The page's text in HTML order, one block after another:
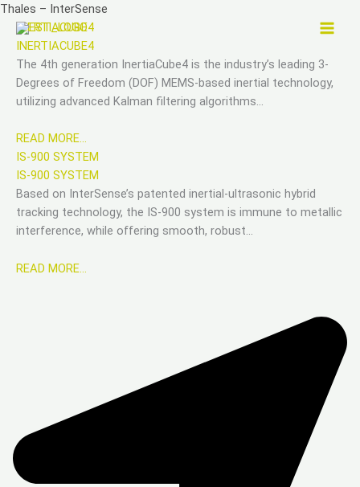
Zum
Inhalt
springen
Thales – InterSense
INERTIACUBE4
INERTIACUBE4
The 4th generation InertiaCube4 is the industry’s leading 3-
Degrees of Freedom (DOF) MEMS-based inertial technology,
utilizing advanced Kalman filtering algorithms…
READ MORE…
IS-900 SYSTEM
IS-900 SYSTEM
Based on InterSense’s patented inertial-ultrasonic hybrid
tracking technology, the IS-900 system is immune to metallic
interference, while offering smooth, robust…
READ MORE…